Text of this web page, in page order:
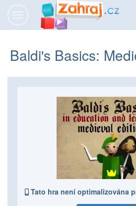
Baldi's Basics:
Tato hra není optimalizována